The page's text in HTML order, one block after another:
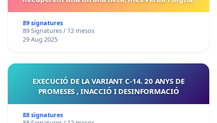
89 signatures
89 Signatures / 12 mesos
29 Aug 2025
EXECUCIÓ DE LA VARIANT C-14. 20 ANYS DE
PROMESES , INACCIÓ I DESINFORMACIÓ
88 signatures